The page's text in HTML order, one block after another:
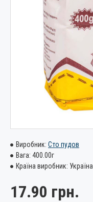
Виробник: Сто пудов
Вага: 400.00г
Країна виробник: Україна
17.90 грн.